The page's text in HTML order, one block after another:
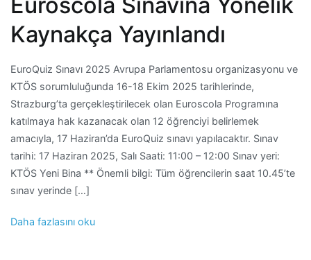
Kaynakça Yayınlandı
EuroQuiz Sınavı 2025 Avrupa Parlamentosu organizasyonu ve
KTÖS sorumluluğunda 16-18 Ekim 2025 tarihlerinde,
Strazburg’ta gerçekleştirilecek olan Euroscola Programına
katılmaya hak kazanacak olan 12 öğrenciyi belirlemek
amacıyla, 17 Haziran’da EuroQuiz sınavı yapılacaktır. Sınav
tarihi: 17 Haziran 2025, Salı Saati: 11:00 – 12:00 Sınav yeri:
KTÖS Yeni Bina ** Önemli bilgi: Tüm öğrencilerin saat 10.45’te
sınav yerinde […]
Daha fazlasını oku